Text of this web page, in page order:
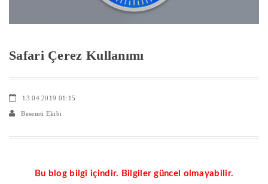
Safari Çerez Kullanımı
13.04.2019 01:15
Besemti Ekibi
Bu blog bilgi içindir. Bilgiler güncel olmayabilir.